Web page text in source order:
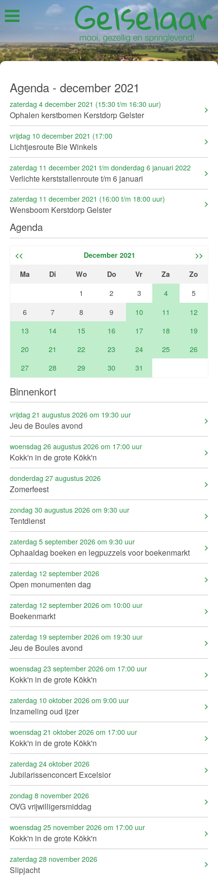
Agenda - december 2021
zaterdag 4 december 2021 (15:30 t/m 16:30 uur)
Ophalen kerstbomen Kerstdorp Gelster
vrijdag 10 december 2021 (17:00
Lichtjesroute Bie Winkels
zaterdag 11 december 2021 t/m donderdag 6 januari 2022
Verlichte kerststallenroute t/m 6 januari
zaterdag 11 december 2021 (16:00 t/m 18:00 uur)
Wensboom Kerstdorp Gelster
Agenda
<< December 2021
>>
Ma
Di Wo Do Vr Za Zo
1 2 3 4
5
6
7 8 9 10 11
12
13
14 15 16 17 18
19
20
21 22 23 24 25
26
27
28 29 30 31
Binnenkort
vrijdag 21 augustus 2026 om 19:30 uur
Jeu de Boules avond
woensdag 26 augustus 2026 om 17:00 uur
Kokk'n in de grote Kökk'n
donderdag 27 augustus 2026
Zomerfeest
zondag 30 augustus 2026 om 9:30 uur
Tentdienst
zaterdag 5 september 2026 om 9:30 uur
Ophaaldag boeken en legpuzzels voor boekenmarkt
zaterdag 12 september 2026
Open monumenten dag
zaterdag 12 september 2026 om 10:00 uur
Boekenmarkt
zaterdag 19 september 2026 om 19:30 uur
Jeu de Boules avond
woensdag 23 september 2026 om 17:00 uur
Kokk'n in de grote Kökk'n
zaterdag 10 oktober 2026 om 9:00 uur
Inzameling oud ijzer
woensdag 21 oktober 2026 om 17:00 uur
Kokk'n in de grote Kökk'n
zaterdag 24 oktober 2026
Jubilarissenconcert Excelsior
zondag 8 november 2026
OVG vrijwilligersmiddag
woensdag 25 november 2026 om 17:00 uur
Kokk'n in de grote Kökk'n
zaterdag 28 november 2026
Slipjacht